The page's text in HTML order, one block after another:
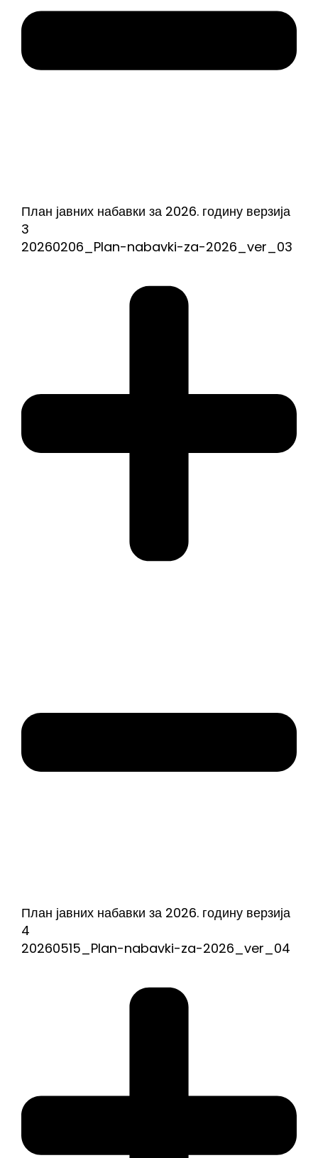
План јавних набавки за 2026. годину верзија
3
20260206_Plan-nabavki-za-2026_ver_03
План јавних набавки за 2026. годину верзија
4
20260515_Plan-nabavki-za-2026_ver_04